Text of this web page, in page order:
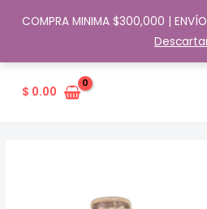
COMPRA MINIMA $300,000 |
$ 0.00